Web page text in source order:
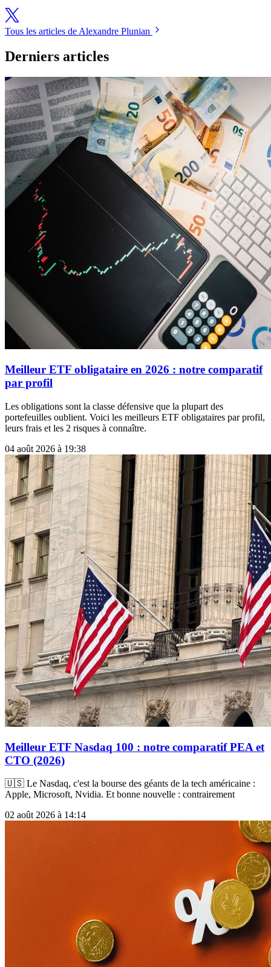
Tous les articles de Alexandre Plunian
Derniers articles
Meilleur ETF obligataire en 2026 : notre comparatif
par profil
Les obligations sont la classe défensive que la plupart des
portefeuilles oublient. Voici les meilleurs ETF obligataires par profil,
leurs frais et les 2 risques à connaître.
04 août 2026 à 19:38
Meilleur ETF Nasdaq 100 : notre comparatif PEA et
CTO (2026)
🇺🇸 Le Nasdaq, c'est la bourse des géants de la tech américaine :
Apple, Microsoft, Nvidia. Et bonne nouvelle : contrairement
02 août 2026 à 14:14